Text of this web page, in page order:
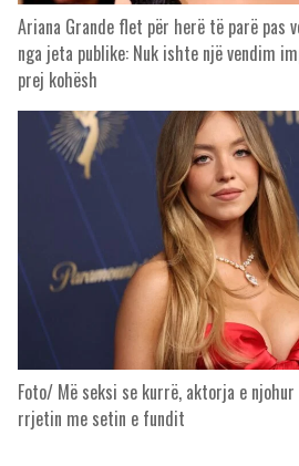
Ariana Grande flet për herë të parë pas
nga jeta publike: Nuk ishte një vendim
prej kohësh
Foto/ Më seksi se kurrë, aktorja e njohur
rrjetin me setin e fundit